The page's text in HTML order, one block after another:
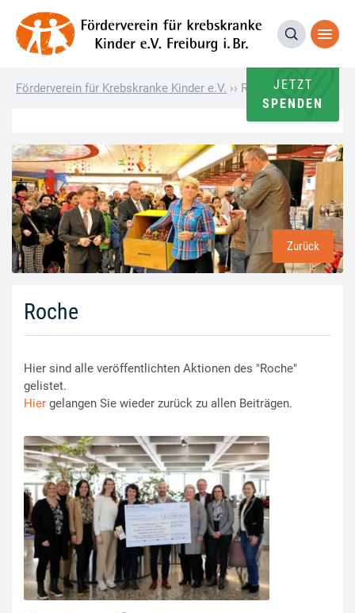
JETZT
SPENDEN
Förderverein für Krebskranke Kinder e.V. ›› Roche
Roche
Zurück
Hier sind alle veröffentlichten Aktionen des "Roche"
gelistet.
Hier gelangen Sie wieder zurück zu allen Beiträgen.